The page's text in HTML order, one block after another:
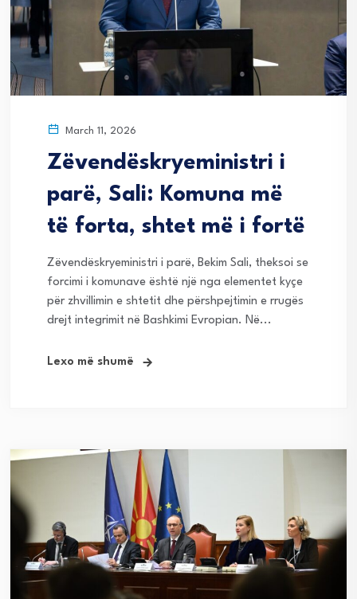
March 11, 2026
Zëvendëskryeministri i
parë, Sali: Komuna më
të forta, shtet më i fortë
Zëvendëskryeministri i parë, Bekim Sali, theksoi se
forcimi i komunave është një nga elementet kyçe
për zhvillimin e shtetit dhe përshpejtimin e rrugës
drejt integrimit në Bashkimi Evropian. Në...
Lexo më shumë